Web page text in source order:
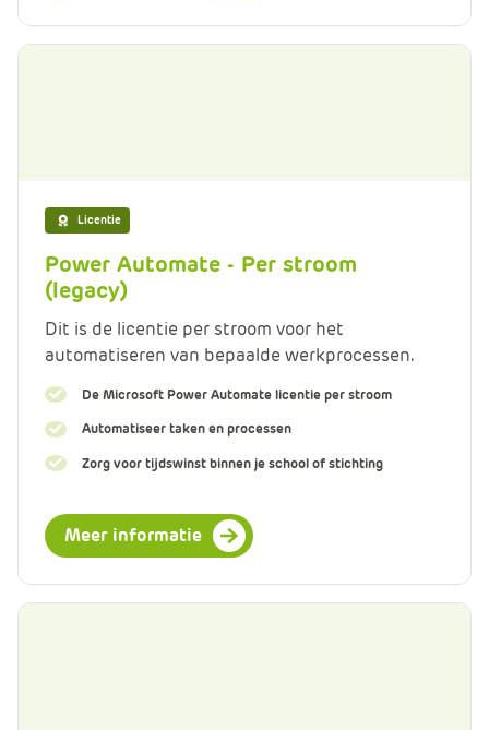
Licentie
Power Automate - Per stroom
(legacy)
Dit is de licentie per stroom voor het
automatiseren van bepaalde werkprocessen.
De Microsoft Power Automate licentie per stroom
Automatiseer taken en processen
Zorg voor tijdswinst binnen je school of stichting
Meer informatie